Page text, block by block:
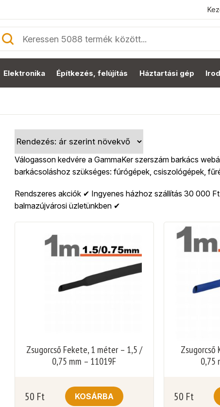
Elektronika Építkezés, felújítás Háztartási gép
Válogasson kedvére a GammaKer szerszám barkács
barkácsoláshoz szükséges: fúrógépek, csiszológépek,
Rendszeres akciók ✔ Ingyenes házhoz szállítás 30 000
balmazújvárosi üzletünkben ✔
Zsugorcső Fekete, 1 méter – 1,5 /
0,75 mm – 11019F
50 Ft KOSÁRBA
Zsugorcső
0,75
50 Ft